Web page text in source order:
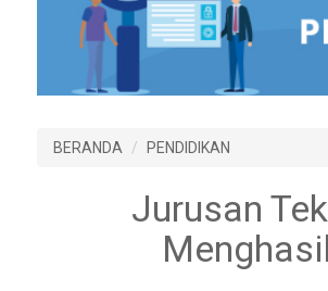
BERANDA PENDIDIKAN
Jurusan